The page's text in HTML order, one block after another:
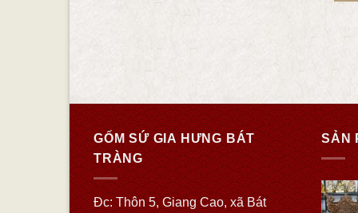
GỐM SỨ GIA HƯNG BÁT
TRÀNG
Đc: Thôn 5, Giang Cao, xã Bát
SẢN